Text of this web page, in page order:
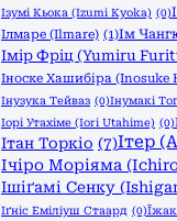
Ізумі Кьока (Izumi Kyoka) (0)
Ілмаре (Ilmare) (1)Ім
Імір Фріц (Yumiru
Іноске Хашибіра (Inosuke
Інузука Тейваз (0)Інумакі
Іорі Утахіме (Iori Utahime) (0)
Ітан Торкіо (7)Ітер
Ічіро Моріяма
Ішіґамі Сенку
Іґніс Еміліуш Стаард (0)